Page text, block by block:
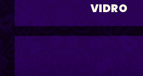
VIDRO